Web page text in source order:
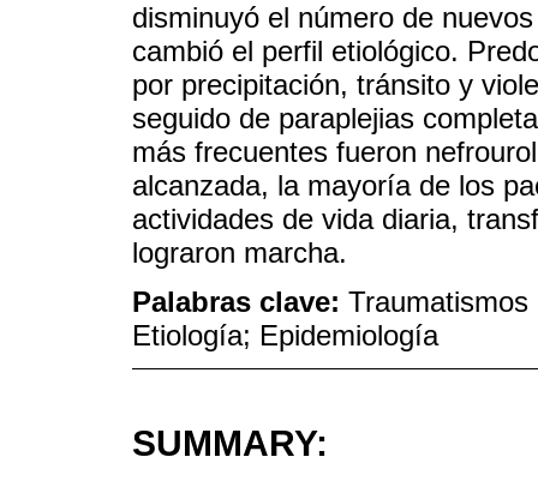
disminuyó el número de
cambió el perfil etiológico.
por precipitación, tránsito y
seguido de paraplejias
más frecuentes fueron
alcanzada, la mayoría de los
actividades de vida diaria,
lograron marcha.
Palabras clave: Traumatismos
Etiología; Epidemiología
SUMMARY: